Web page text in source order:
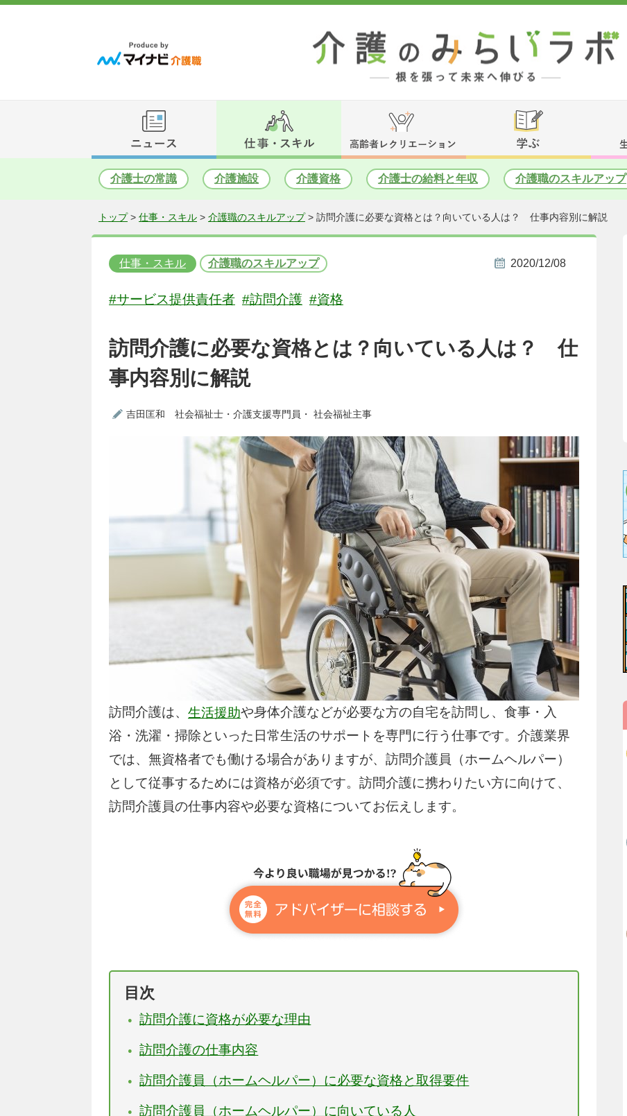
介護士の常識 介護施設 介護資格 介護士の給料と年収 介護職のスキルアップ
トップ> 仕事・スキル > 介護職のスキルアップ> 訪問介護に必要な資格とは？向いている人は？ 仕事内容別に解説
仕事・スキル 介護職のスキルアップ 2020/12/08
#サービス提供責任者 #訪問介護 #資格
訪問介護に必要な資格とは？向いている人は？ 仕
事内容別に解説
吉田匡和 社会福祉士・介護支援専門員・ 社会福祉主事
訪問介護は、 生活援助や身体介護などが必要な方の自宅を訪問し、食事・入
浴・洗濯・掃除といった日常生活のサポートを専門に行う仕事です。介護業界
では、無資格者でも働ける場合がありますが、訪問介護員（ホームヘルパー）
として従事するためには資格が必須です。訪問介護に携わりたい方に向けて、
訪問介護員の仕事内容や必要な資格についてお伝えします。
目次
訪問介護に資格が必要な理由
訪問介護の仕事内容
訪問介護員（ホームヘルパー）に必要な資格と取得要件
訪問介護員（ホームヘルパー）に向いている人